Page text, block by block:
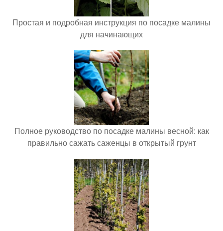
Простая и подробная инструкция по посадке малины
для начинающих
Полное руководство по посадке малины весной: как
правильно сажать саженцы в открытый грунт